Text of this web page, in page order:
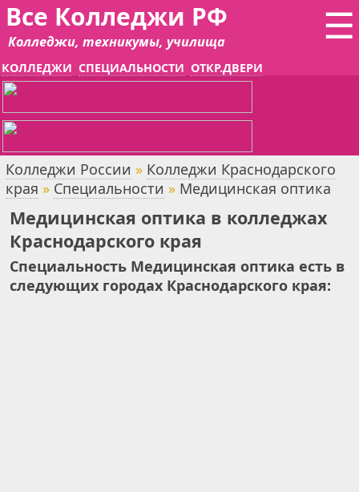
☰
Все Колледжи РФ
Колледжи, техникумы, училища
КОЛЛЕДЖИ СПЕЦИАЛЬНОСТИ ОТКР.ДВЕРИ
Колледжи России » Колледжи Краснодарского
края » Специальности » Медицинская оптика
Медицинская оптика в колледжах
Краснодарского края
Специальность Медицинская оптика есть в
следующих городах Краснодарского края: